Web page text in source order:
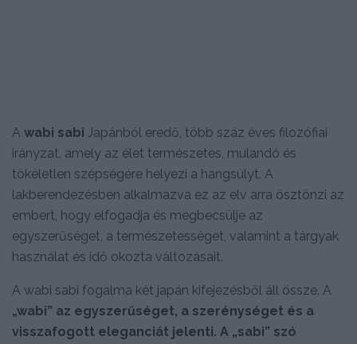
A wabi sabi Japánból eredő, több száz éves filozófiai
irányzat, amely az élet természetes, mulandó és
tökéletlen szépségére helyezi a hangsúlyt. A
lakberendezésben alkalmazva ez az elv arra ösztönzi az
embert, hogy elfogadja és megbecsülje az
egyszerűséget, a természetességet, valamint a tárgyak
használat és idő okozta változásait.
A wabi sabi fogalma két japán kifejezésből áll össze. A
„wabi” az egyszerűséget, a szerénységet és a
visszafogott eleganciát jelenti. A „sabi” szó